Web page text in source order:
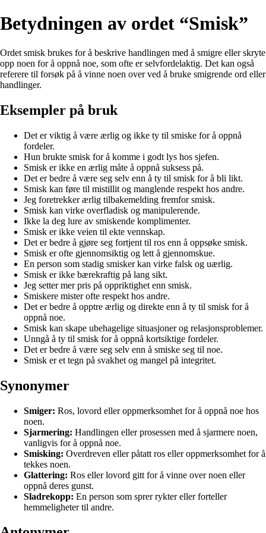
Betydningen av ordet “Smisk”
Ordet smisk brukes for å beskrive handlingen med å smigre eller skryte
opp noen for å oppnå noe, som ofte er selvfordelaktig. Det kan også
referere til forsøk på å vinne noen over ved å bruke smigrende ord eller
handlinger.
Eksempler på bruk
Det er viktig å være ærlig og ikke ty til smiske for å oppnå
fordeler.
Hun brukte smisk for å komme i godt lys hos sjefen.
Smisk er ikke en ærlig måte å oppnå suksess på.
Det er bedre å være seg selv enn å ty til smisk for å bli likt.
Smisk kan føre til mistillit og manglende respekt hos andre.
Jeg foretrekker ærlig tilbakemelding fremfor smisk.
Smisk kan virke overfladisk og manipulerende.
Ikke la deg lure av smiskende komplimenter.
Smisk er ikke veien til ekte vennskap.
Det er bedre å gjøre seg fortjent til ros enn å oppsøke smisk.
Smisk er ofte gjennomsiktig og lett å gjennomskue.
En person som stadig smisker kan virke falsk og uærlig.
Smisk er ikke bærekraftig på lang sikt.
Jeg setter mer pris på oppriktighet enn smisk.
Smiskere mister ofte respekt hos andre.
Det er bedre å opptre ærlig og direkte enn å ty til smisk for å
oppnå noe.
Smisk kan skape ubehagelige situasjoner og relasjonsproblemer.
Unngå å ty til smisk for å oppnå kortsiktige fordeler.
Det er bedre å være seg selv enn å smiske seg til noe.
Smisk er et tegn på svakhet og mangel på integritet.
Synonymer
Smiger: Ros, lovord eller oppmerksomhet for å oppnå noe hos
noen.
Sjarmering: Handlingen eller prosessen med å sjarmere noen,
vanligvis for å oppnå noe.
Smisking: Overdreven eller påtatt ros eller oppmerksomhet for å
tekkes noen.
Glattering: Ros eller lovord gitt for å vinne over noen eller
oppnå deres gunst.
Sladrekopp: En person som sprer rykter eller forteller
hemmeligheter til andre.